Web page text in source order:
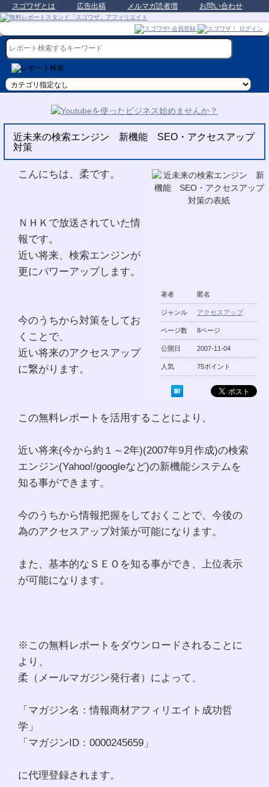
スゴワザとは 広告出稿 メルマガ読者増 お問い合わせ
近未来の検索エンジン 新機能 SEO・アクセスアップ
対策
著者 匿名
ジャンル アクセスアップ
ページ数 8ページ
公開日 2007-11-04
人気 75ポイント
こんにちは、柔です。
ＮＨＫで放送されていた情
報です。
近い将来、検索エンジンが
更にパワーアップします。
今のうちから対策をしてお
くことで、
近い将来のアクセスアップ
に繋がります。
この無料レポートを活用することにより、
近い将来(今から約１～2年)(2007年9月作成)の検索
エンジン(Yahoo!/googleなど)の新機能システムを
知る事ができます。
今のうちから情報把握をしておくことで、今後の
為のアクセスアップ対策が可能になります。
また、基本的なＳＥＯを知る事ができ、上位表示
が可能になります。
※この無料レポートをダウンロードされることに
より、
柔（メールマガジン発行者）によって、
「マガジン名：情報商材アフィリエイト成功哲
学」
「マガジンID：0000245659」
に代理登録されます。